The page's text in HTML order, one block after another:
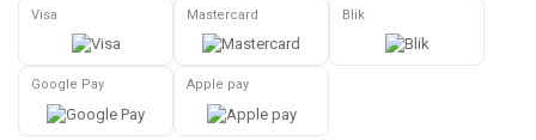
Visa Mastercard Blik
Google Pay Apple pay